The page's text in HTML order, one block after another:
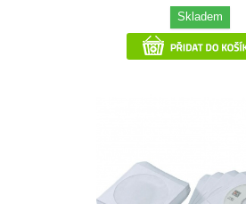
Skladem